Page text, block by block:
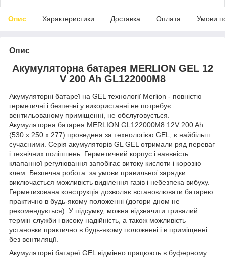
Опис Характеристики Доставка Оплата Умови
Опис
Акумуляторна батарея MERLION GEL 12
V 200 Ah GL122000M8
Акумуляторні батареї на GEL технології Merlion - повністю
герметичні і безпечні у використанні не потребує
вентильованому приміщенні, не обслуговується.
Акумуляторна батарея MERLION GL122000M8 12V 200 Ah
(530 х 250 х 277) проведена за технологією GEL, є найбільш
сучасними. Серія акумуляторів GL GEL отримали ряд переваг
і технічних поліпшень. Герметичний корпус і наявність
клапанної регулювання запобігає витоку кислоти і корозію
клем. Безпечна робота: за умови правильної зарядки
виключається можливість виділення газів і небезпека вибуху.
Герметизована конструкція дозволяє встановлювати батарею
практично в будь-якому положенні (догори дном не
рекомендується). У підсумку, можна відзначити тривалий
термін служби і високу надійність, а також можливість
установки практично в будь-якому положенні і в приміщенні
без вентиляції.
Акумуляторні батареї GEL відмінно працюють в буферному